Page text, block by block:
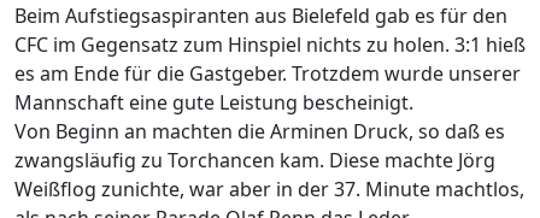
Beim Aufstiegsaspiranten aus Bielefeld gab es für den
CFC im Gegensatz zum Hinspiel nichts zu holen. 3:1 hieß
es am Ende für die Gastgeber. Trotzdem wurde unserer
Mannschaft eine gute Leistung bescheinigt.
Von Beginn an machten die Arminen Druck, so daß es
zwangsläufig zu Torchancen kam. Diese machte Jörg
Weißflog zunichte, war aber in der 37. Minute machtlos,